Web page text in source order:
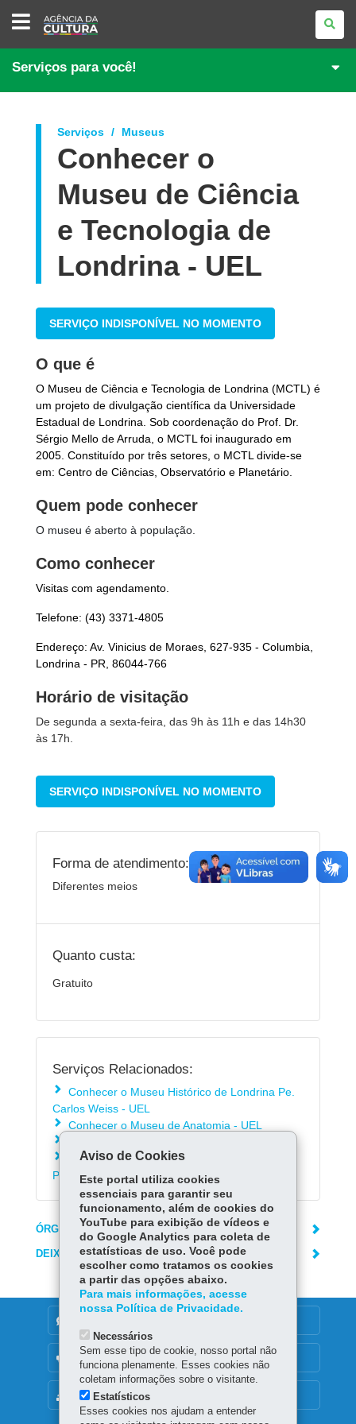
AGÊNCIA
DA
CULTURA
Serviços para você!
Serviços Museus
Conhecer o
Museu de Ciência
e Tecnologia de
Londrina - UEL
SERVIÇO INDISPONÍVEL NO MOMENTO
O que é
O Museu de Ciência e Tecnologia de Londrina (MCTL) é
um projeto de divulgação científica da Universidade
Estadual de Londrina. Sob coordenação do Prof. Dr.
Sérgio Mello de Arruda, o MCTL foi inaugurado em
2005. Constituído por três setores, o MCTL divide-se
em: Centro de Ciências, Observatório e Planetário.
Quem pode conhecer
O museu é aberto à população.
Como conhecer
Visitas com agendamento.
Telefone: (43) 3371-4805
Endereço: Av. Vinicius de Moraes, 627-935 - Columbia,
Londrina - PR, 86044-766
Horário de visitação
De segunda a sexta-feira, das 9h às 11h e das 14h30
às 17h.
SERVIÇO INDISPONÍVEL NO MOMENTO
Forma de atendimento:
Diferentes meios
Quanto custa:
Gratuito
Serviços Relacionados:
Conhecer o Museu Histórico de Londrina Pe.
Carlos Weiss - UEL
Conhecer o Museu de Anatomia - UEL
Conhecer o Núcleo de Documentação e
Pesquisa Histórica Enezila de Lima - UEL
ÓRGÃO RESPONSÁVEL
DEIXE SUA OPINIÃO
MAPA DO SITE
OUVIDORIA
Aviso de Cookies
Este portal utiliza cookies
essenciais para garantir seu
funcionamento, além de cookies do
YouTube para exibição de vídeos e
do Google Analytics para coleta de
estatísticas de uso. Você pode
escolher como tratamos os cookies
a partir das opções abaixo.
Para mais informações, acesse
nossa Política de Privacidade.
Necessários
Sem esse tipo de cookie, nosso portal não
funciona plenamente. Esses cookies não
coletam informações sobre o visitante.
Estatísticos
Esses cookies nos ajudam a entender